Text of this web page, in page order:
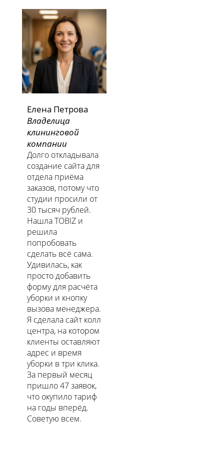
Елена Петрова
Владелица
клининговой
компании
Долго откладывала
создание сайта для
отдела приёма
заказов, потому что
студии просили от
30 тысяч рублей.
Нашла TOBIZ и
решила
попробовать
сделать всё сама.
Удивилась, как
просто добавить
форму для расчёта
уборки и кнопку
вызова менеджера.
Я сделала сайт колл
центра, на котором
клиенты оставляют
адрес и время
уборки в три клика.
За первый месяц
пришло 47 заявок,
что окупило тариф
на годы вперёд.
Советую всем.